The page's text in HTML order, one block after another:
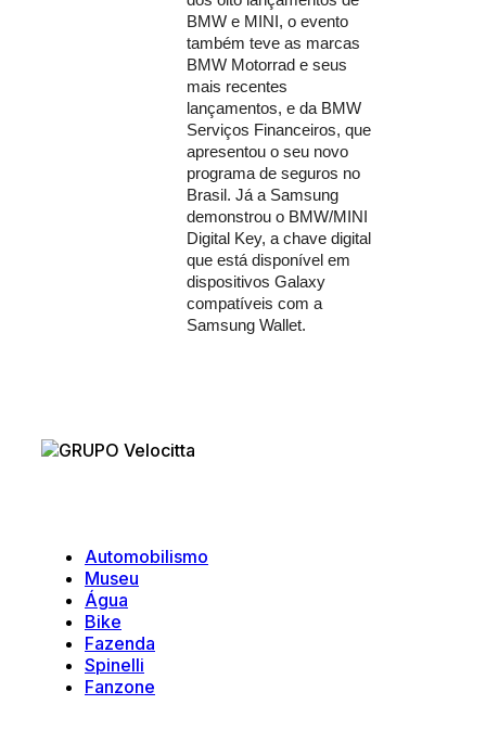
BMW e MINI, o evento
também teve as marcas
BMW Motorrad e seus
mais recentes
lançamentos, e da BMW
Serviços Financeiros, que
apresentou o seu novo
programa de seguros no
Brasil. Já a Samsung
demonstrou o BMW/MINI
Digital Key, a chave digital
que está disponível em
dispositivos Galaxy
compatíveis com a
Samsung Wallet.
Automobilismo
Museu
Água
Bike
Fazenda
Spinelli
Fanzone